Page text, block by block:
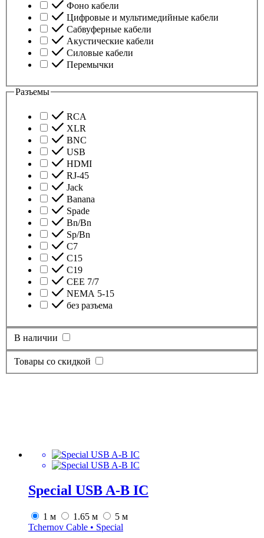
Фоно кабели
Цифровые и мультимедийные кабели
Сабвуферные кабели
Акустические кабели
Силовые кабели
Перемычки
Разъемы
RCA
XLR
BNC
USB
HDMI
RJ-45
Jack
Banana
Spade
Bn/Bn
Sp/Bn
С7
C15
C19
CEE 7/7
NEMA 5-15
без разъема
В наличии
Товары со скидкой
Special USB A-B IC
1 м 1.65 м
5 м
Tchernov Cable • Special